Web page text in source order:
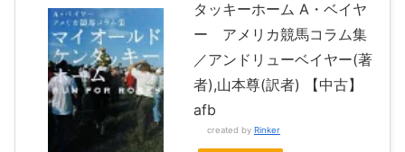
タッキーホーム A・ベイヤ
ー アメリカ競馬コラム集
／アンドリューベイヤー(著
者),山本尊(訳者) 【中古】
afb
created by Rinker